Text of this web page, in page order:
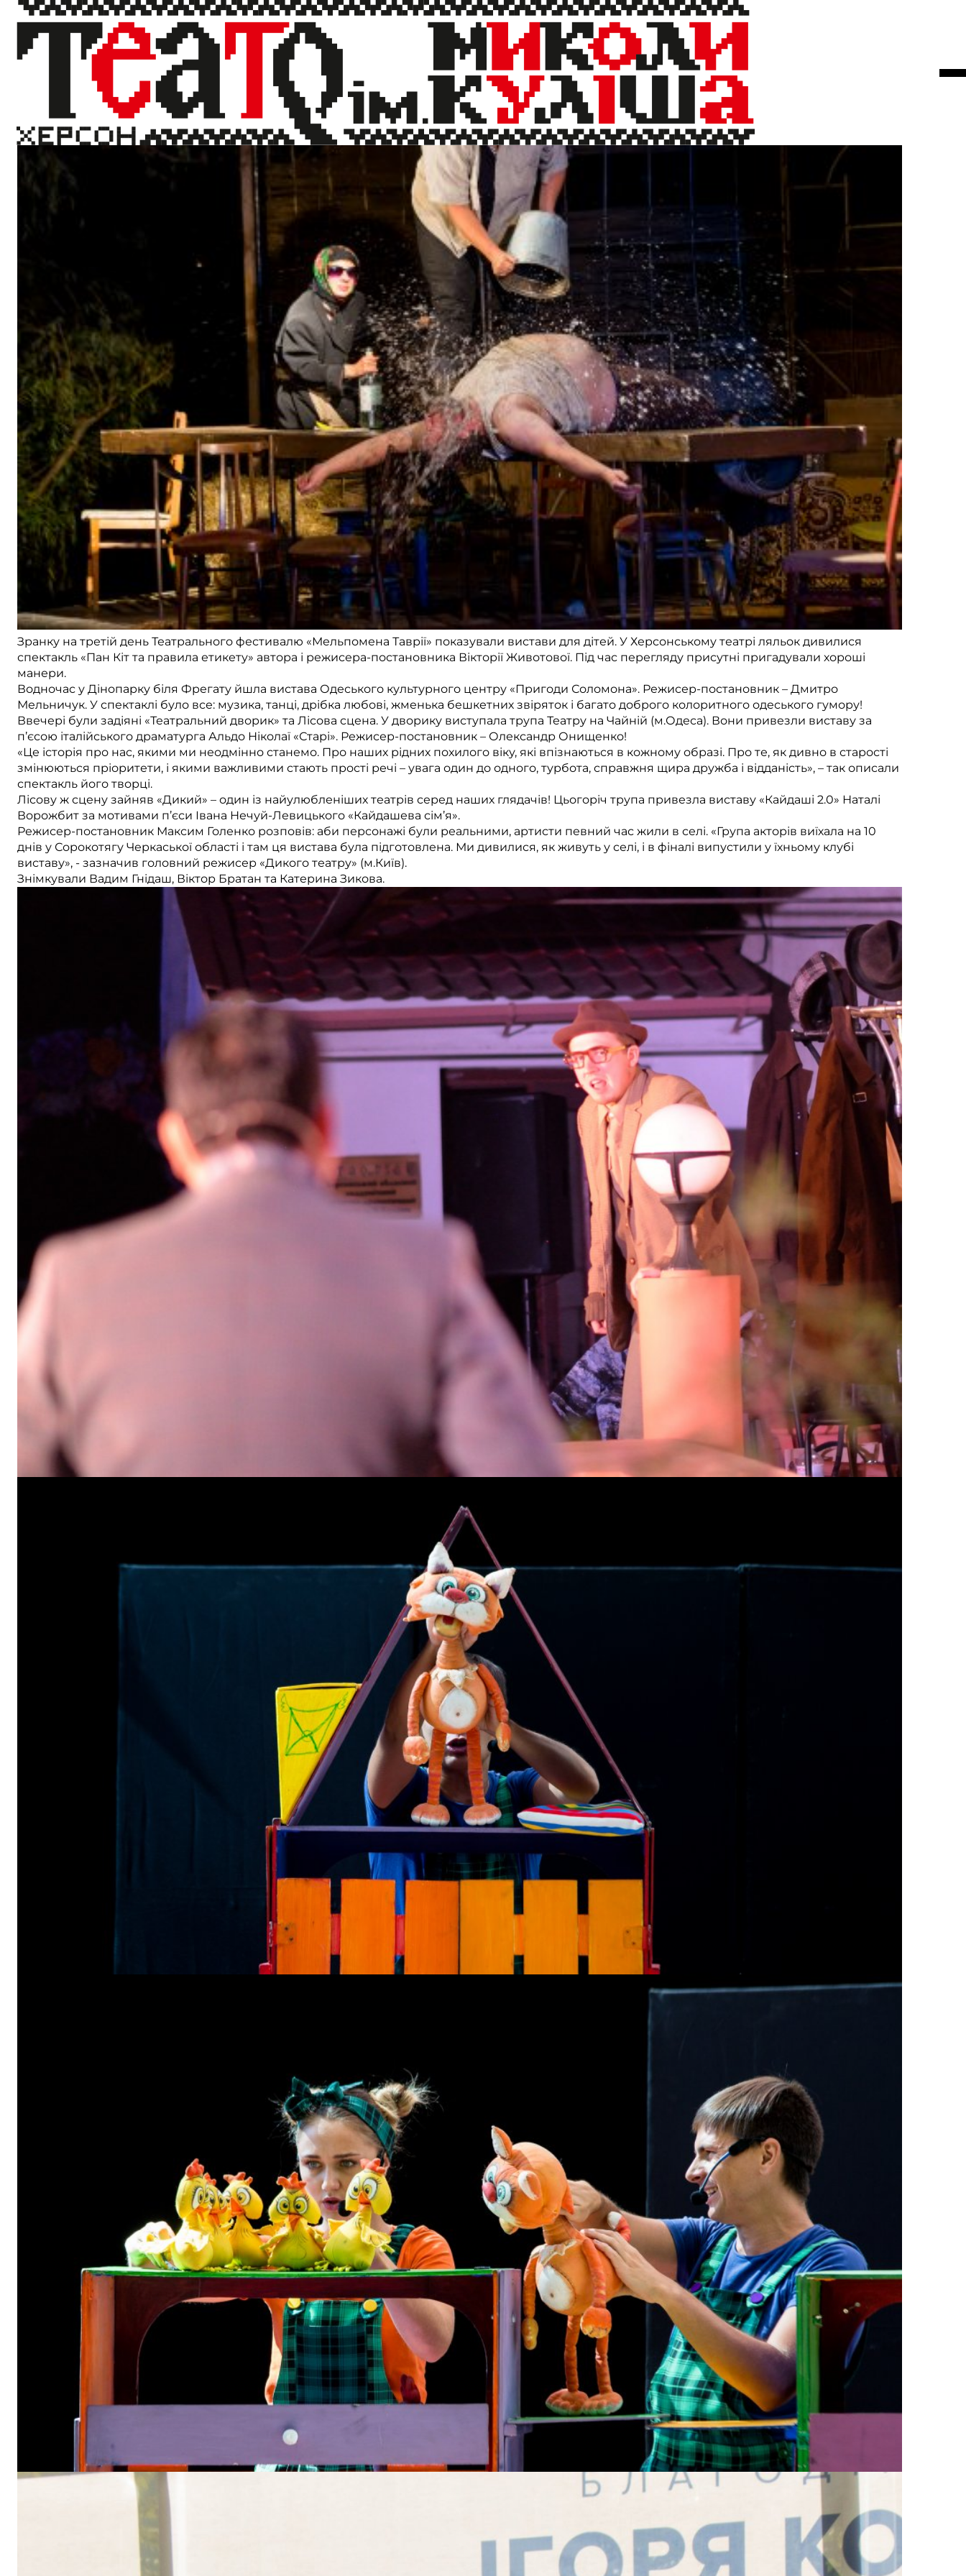
«Мельпомена Таврії». День 3
13 вересня
Зранку на третій день Театрального фестивалю «Мельпомена Таврії» показували вистави для дітей. У Херсонському театрі ляльок дивилися
спектакль «Пан Кіт та правила етикету» автора і режисера-постановника Вікторії Животової. Під час перегляду присутні пригадували хороші
манери.
Водночас у Дінопарку біля Фрегату йшла вистава Одеського культурного центру «Пригоди Соломона». Режисер-постановник – Дмитро
Мельничук. У спектаклі було все: музика, танці, дрібка любові, жменька бешкетних звіряток і багато доброго колоритного одеського гумору!
Ввечері були задіяні «Театральний дворик» та Лісова сцена. У дворику виступала трупа Театру на Чайній (м.Одеса). Вони привезли виставу за
п’єсою італійського драматурга Альдо Ніколаї «Старі». Режисер-постановник – Олександр Онищенко!
«Це історія про нас, якими ми неодмінно станемо. Про наших рідних похилого віку, які впізнаються в кожному образі. Про те, як дивно в старості
змінюються пріоритети, і якими важливими стають прості речі – увага один до одного, турбота, справжня щира дружба і відданість», – так описали
спектакль його творці.
Лісову ж сцену зайняв «Дикий» – один із найулюбленіших театрів серед наших глядачів! Цьогоріч трупа привезла виставу «Кайдаші 2.0» Наталі
Ворожбит за мотивами п’єси Івана Нечуй-Левицького «Кайдашева сім’я».
Режисер-постановник Максим Голенко розповів: аби персонажі були реальними, артисти певний час жили в селі. «Група акторів виїхала на 10
днів у Сорокотягу Черкаської області і там ця вистава була підготовлена. Ми дивилися, як живуть у селі, і в фіналі випустили у їхньому клубі
виставу», - зазначив головний режисер «Дикого театру» (м.Київ).
Знімкували Вадим Гнідаш, Віктор Братан та Катерина Зикова.